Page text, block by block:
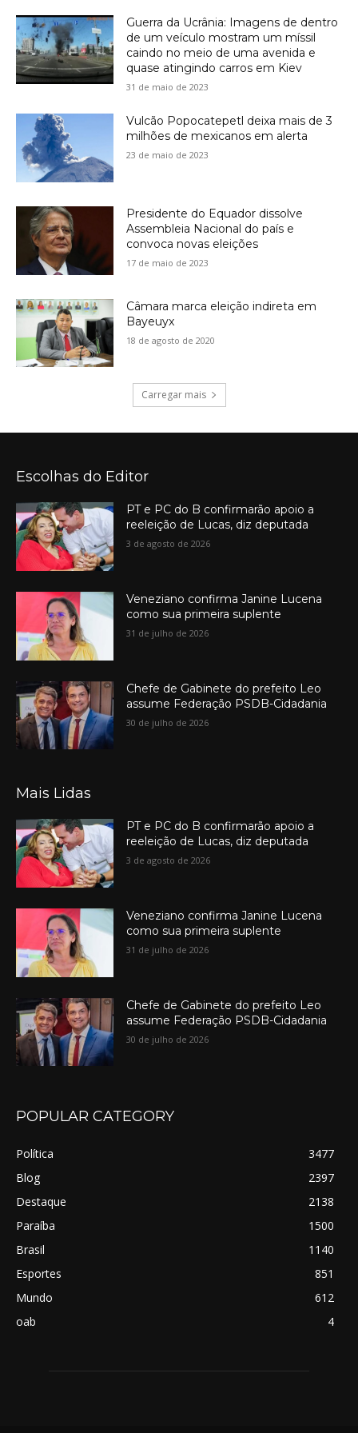
Guerra da Ucrânia: Imagens de dentro
de um veículo mostram um míssil
caindo no meio de uma avenida e
quase atingindo carros em Kiev
31 de maio de 2023
Vulcão Popocatepetl deixa mais de 3
milhões de mexicanos em alerta
23 de maio de 2023
Presidente do Equador dissolve
Assembleia Nacional do país e
convoca novas eleições
17 de maio de 2023
Câmara marca eleição indireta em
Bayeuyx
18 de agosto de 2020
Carregar mais
Escolhas do Editor
PT e PC do B confirmarão apoio a
reeleição de Lucas, diz deputada
3 de agosto de 2026
Veneziano confirma Janine Lucena
como sua primeira suplente
31 de julho de 2026
Chefe de Gabinete do prefeito Leo
assume Federação PSDB-Cidadania
30 de julho de 2026
Mais Lidas
PT e PC do B confirmarão apoio a
reeleição de Lucas, diz deputada
3 de agosto de 2026
Veneziano confirma Janine Lucena
como sua primeira suplente
31 de julho de 2026
Chefe de Gabinete do prefeito Leo
assume Federação PSDB-Cidadania
30 de julho de 2026
POPULAR CATEGORY
Política
3477
Blog
2397
Destaque
2138
Paraíba
1500
Brasil
1140
Esportes
851
Mundo
612
oab
4